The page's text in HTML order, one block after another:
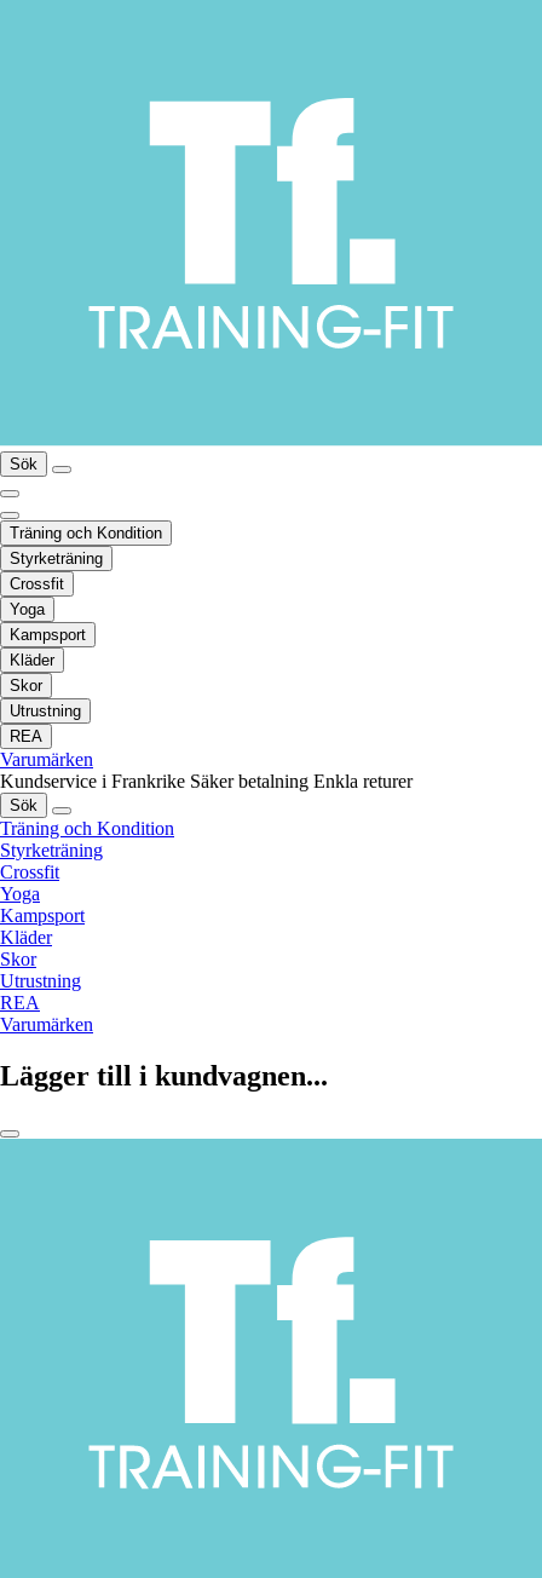
Sök
Träning och Kondition
Styrketräning
Crossfit
Yoga
Kampsport
Kläder
Skor
Utrustning
REA
Varumärken
Kundservice i Frankrike Säker betalning Enkla returer
Sök
Träning och Kondition
Styrketräning
Crossfit
Yoga
Kampsport
Kläder
Skor
Utrustning
REA
Varumärken
Lägger till i kundvagnen...